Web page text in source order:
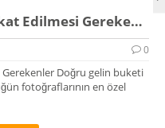
Gelin Buketi Seçerken Dikkat Edilmesi Gerekenler
0
Doğru gelin buketi
fotoğraflarının en özel